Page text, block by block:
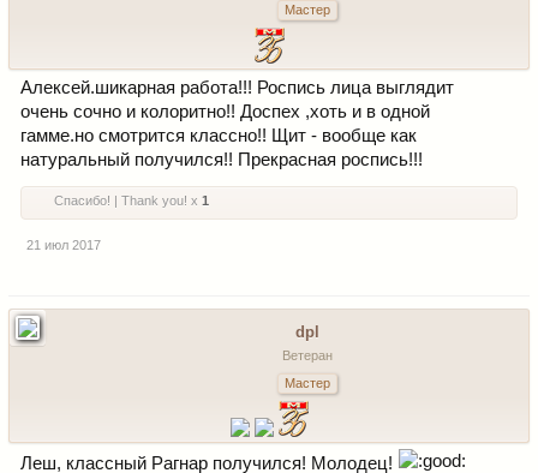
Мастер
Алексей.шикарная работа!!! Роспись лица выглядит
очень сочно и колоритно!! Доспех ,хоть и в одной
гамме.но смотрится классно!! Щит - вообще как
натуральный получился!! Прекрасная роспись!!!
Спасибо! | Thank you! x 1
21 июл 2017
dpl
Ветеран
Мастер
Леш, классный Рагнар получился! Молодец!